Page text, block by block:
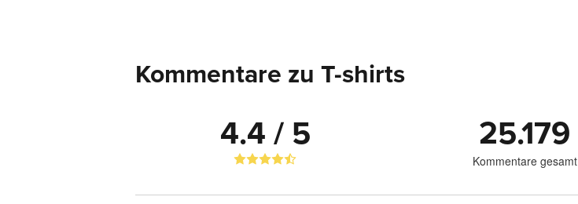
Kommentare zu T-shirts
4.4 / 5 25.179
Kommentare gesamt